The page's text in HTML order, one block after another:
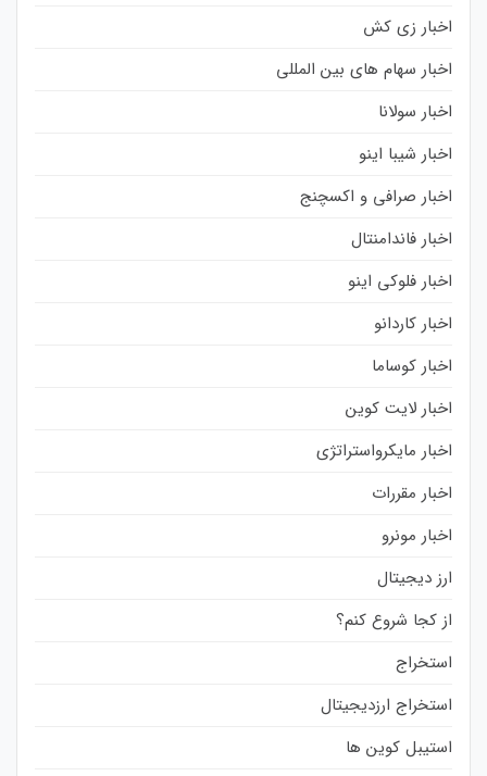
اخبار زی کش
اخبار سهام های بین المللی
اخبار سولانا
اخبار شیبا اینو
اخبار صرافی و اکسچنج
اخبار فاندامنتال
اخبار فلوکی اینو
اخبار کاردانو
اخبار کوساما
اخبار لایت کوین
اخبار مایکرواستراتژی
اخبار مقررات
اخبار مونرو
ارز دیجیتال
از کجا شروع کنم؟
استخراج
استخراج ارزدیجیتال
استیبل کوین ها